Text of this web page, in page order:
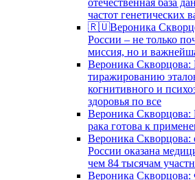
отечественная база
частот генетических
🇷🇺Вероника
России – не только
миссия, но и
Вероника
тиражированию
когнитивного и
здоровья по все
Вероника Скворцова:
рака готова к
Вероника
России оказана
чем 84 тысячам
Вероника